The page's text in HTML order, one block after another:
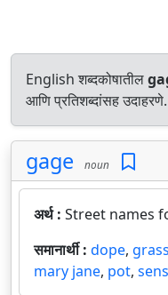
English शब्दकोषातील
आणि प्रतिशब्दांसह उदाहरणे.
gage noun
अर्थ : Street names
समानार्थी : dope, grass
mary jane, pot, sens